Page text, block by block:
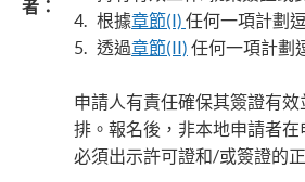
者：
4. 根據章節(I) 任何一項計劃
5. 透過章節(II) 任何一項計劃
申請人有責任確保其簽證有
排。報名後，非本地申請者
必須出示許可證和/或簽證的正